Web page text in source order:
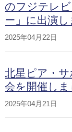
のフジテレ
ー」に出演し
2025年04月22日
北星ピア・
会を開催しま
2025年04月21日